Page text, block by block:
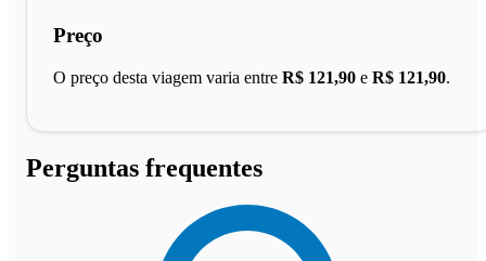
Preço
O preço desta viagem varia entre R$ 121,90 e R$ 121,90.
Perguntas frequentes